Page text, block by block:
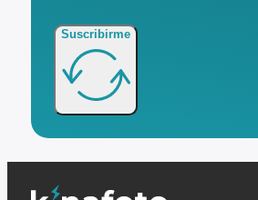
Suscribirme